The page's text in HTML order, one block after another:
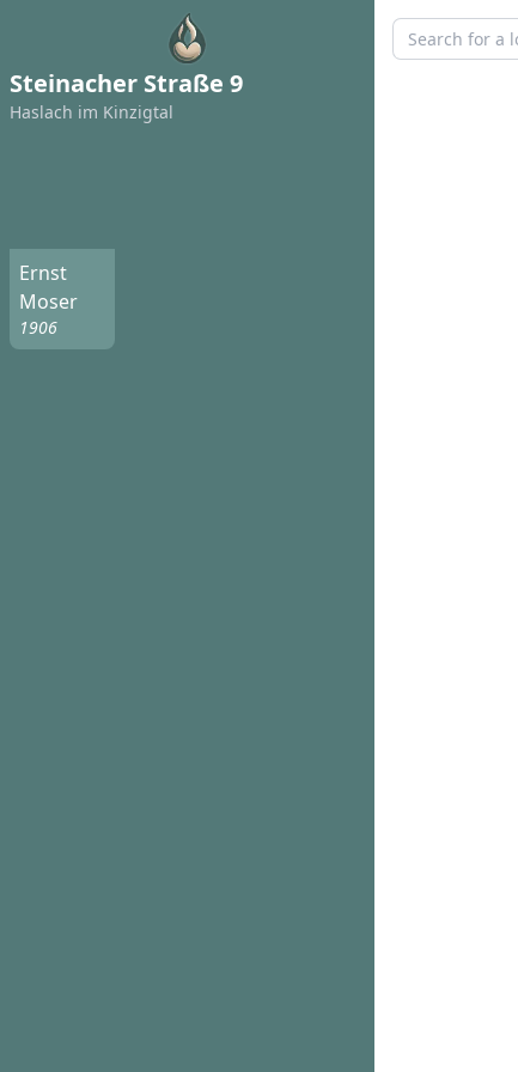
Steinacher Straße 9
Haslach im Kinzigtal
Ernst
Moser
1906